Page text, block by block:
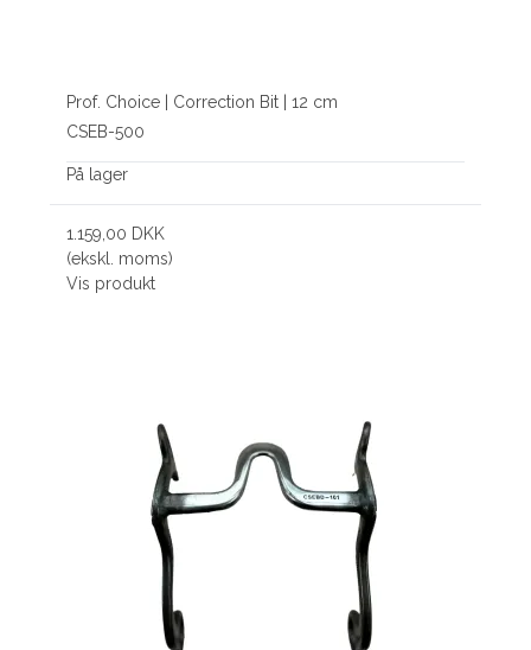
Prof. Choice | Correction Bit | 12 cm
CSEB-500
På lager
1.159,00 DKK
(ekskl. moms)
Vis produkt